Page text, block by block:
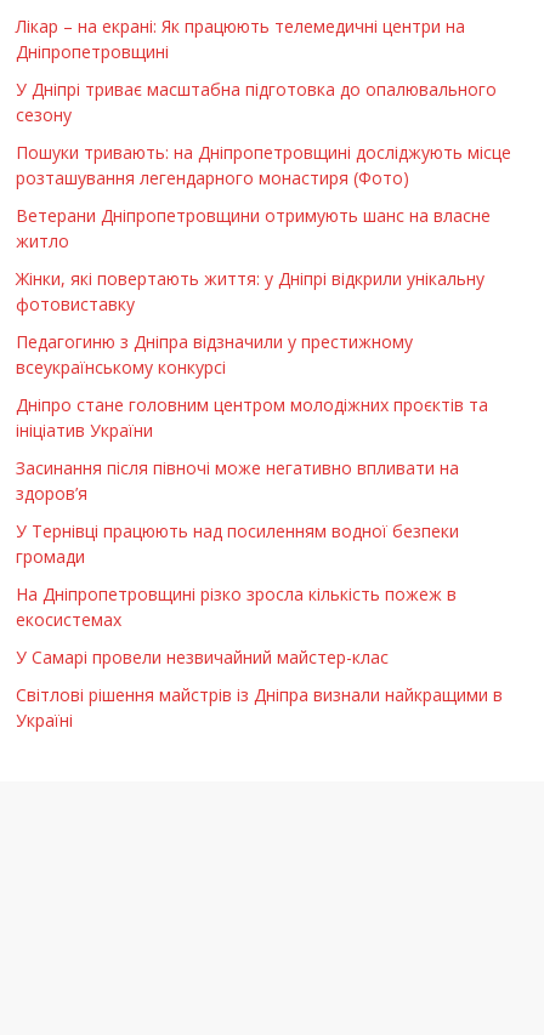
Лікар – на екрані: Як працюють телемедичні центри на
Дніпропетровщині
У Дніпрі триває масштабна підготовка до опалювального
сезону
Пошуки тривають: на Дніпропетровщині досліджують місце
розташування легендарного монастиря (Фото)
Ветерани Дніпропетровщини отримують шанс на власне
житло
Жінки, які повертають життя: у Дніпрі відкрили унікальну
фотовиставку
Педагогиню з Дніпра відзначили у престижному
всеукраїнському конкурсі
Дніпро стане головним центром молодіжних проєктів та
ініціатив України
Засинання після півночі може негативно впливати на
здоров’я
У Тернівці працюють над посиленням водної безпеки
громади
На Дніпропетровщині різко зросла кількість пожеж в
екосистемах
У Самарі провели незвичайний майстер-клас
Світлові рішення майстрів із Дніпра визнали найкращими в
Україні